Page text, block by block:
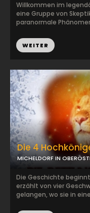
Willkommen im
eine Gruppe von
paranormale
WEITER
Die 4
MICHELDORF IN
Die Geschichte
erzählt von vier
gelangen, wo sie in